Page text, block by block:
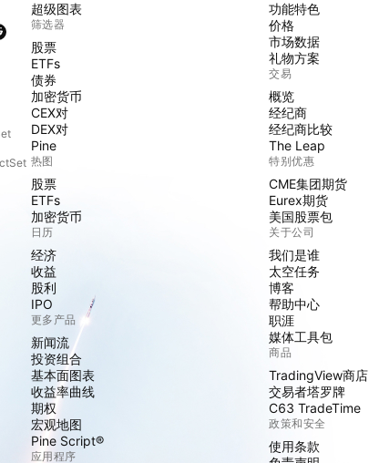
超级图表
筛选器
股票
ETFs
债券
加密货币
CEX对
DEX对
Pine
热图
股票
ETFs
加密货币
日历
经济
收益
股利
IPO
更多产品
新闻流
投资组合
基本面图表
收益率曲线
期权
宏观地图
Pine Script®
应用程序
功能特色
价格
市场数据
礼物方案
交易
概览
经纪商
经纪商比较
The Leap
特别优惠
CME集团期货
Eurex期货
美国股票包
关于公司
我们是谁
太空任务
博客
帮助中心
职涯
媒体工具包
商品
TradingView商店
交易者塔罗牌
C63 TradeTime
政策和安全
使用条款